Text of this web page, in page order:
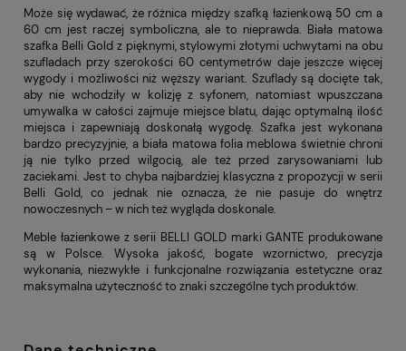
Może się wydawać, że różnica między szafką łazienkową 50 cm a
60 cm jest raczej symboliczna, ale to nieprawda. Biała matowa
szafka Belli Gold z pięknymi, stylowymi złotymi uchwytami na obu
szufladach przy szerokości 60 centymetrów daje jeszcze więcej
wygody i możliwości niż węższy wariant. Szuflady są docięte tak,
aby nie wchodziły w kolizję z syfonem, natomiast wpuszczana
umywalka w całości zajmuje miejsce blatu, dając optymalną ilość
miejsca i zapewniają doskonałą wygodę. Szafka jest wykonana
bardzo precyzyjnie, a biała matowa folia meblowa świetnie chroni
ją nie tylko przed wilgocią, ale też przed zarysowaniami lub
zaciekami. Jest to chyba najbardziej klasyczna z propozycji w serii
Belli Gold, co jednak nie oznacza, że nie pasuje do wnętrz
nowoczesnych – w nich też wygląda doskonale.
Meble łazienkowe z serii BELLI GOLD marki GANTE produkowane
są w Polsce. Wysoka jakość, bogate wzornictwo, precyzja
wykonania, niezwykłe i funkcjonalne rozwiązania estetyczne oraz
maksymalna użyteczność to znaki szczególne tych produktów.